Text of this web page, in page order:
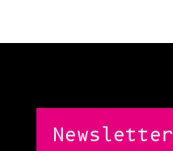
Newsletter